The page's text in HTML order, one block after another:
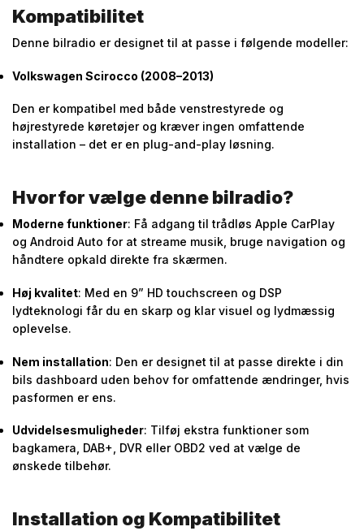
Kompatibilitet
Denne bilradio er designet til at passe i følgende modeller:
Volkswagen Scirocco (2008–2013)
Den er kompatibel med både venstrestyrede og
højrestyrede køretøjer og kræver ingen omfattende
installation – det er en plug-and-play løsning.
Hvorfor vælge denne bilradio?
Moderne funktioner: Få adgang til trådløs Apple CarPlay
og Android Auto for at streame musik, bruge navigation og
håndtere opkald direkte fra skærmen.
Høj kvalitet: Med en 9” HD touchscreen og DSP
lydteknologi får du en skarp og klar visuel og lydmæssig
oplevelse.
Nem installation: Den er designet til at passe direkte i din
bils dashboard uden behov for omfattende ændringer, hvis
pasformen er ens.
Udvidelsesmuligheder: Tilføj ekstra funktioner som
bagkamera, DAB+, DVR eller OBD2 ved at vælge de
ønskede tilbehør.
Installation og Kompatibilitet